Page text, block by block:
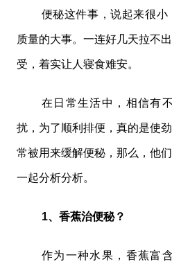
便秘这件事，说起来很
质量的大事。一连好几天拉不
受，着实让人寝食难安。
在日常生活中，相信有
扰，为了顺利排便，真的是使
常被用来缓解便秘，那么，他
一起分析分析。
1、香蕉治便秘？
作为一种水果，香蕉富